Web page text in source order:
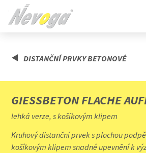
DISTANČNÍ PRVKY BETONOVÉ
GIESSBETON FLACHE
lehká verze, s košíkovým klipem
Kruhový distanční prvek s plochou
košíkovým klipem snadné upevnění k